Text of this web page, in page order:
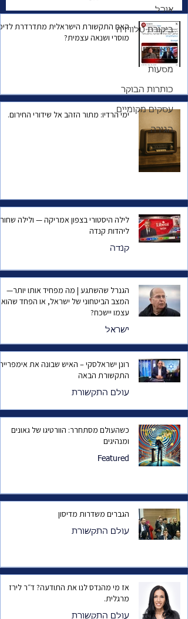
אוכל
ביקורת טלוויזיה
עיצוב
מסעות
כותרות הבוקר
עסקים מקומיים
הגירה
החלום הקנדי | סיפור
הגירה פרק ראשון
בסדרה
האם התקשורת הישראלית מתדרדרת
מוסרי ושנאה עצמית?
ימי הרדיו: מתור הזהב אל שידורי החירום.
לילה היסטורי בצפון אמריקה — ולילה שחור
ליהדות קנדה
קנדה
הגנרל שהשתגע | מה מפחיד אותו יותר—
המצב הביטחוני של ישראל, או הפחד שהוא
עצמו יישכח?
ישראל
רונן ישראלסקי – האיש שבונה את
התקשורת הבאה
עולם התקשורת
כשהעולם מסתחרר: הוורטיגו של גאונים
ומנהיגים
Featured
הגברים משדרות מדיסון
עולם התקשורת
אז מי מהנדס לנו את התודעה? ד״ר לירז
מרגלית.
עולם התקשורת